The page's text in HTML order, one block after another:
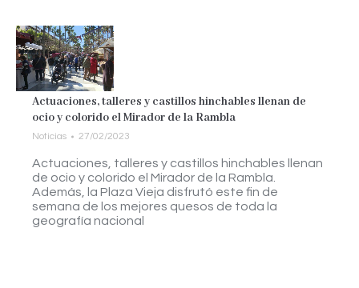
Actuaciones, talleres y castillos hinchables llenan de
ocio y colorido el Mirador de la Rambla
Noticias 27/02/2023
Actuaciones, talleres y castillos hinchables llenan
de ocio y colorido el Mirador de la Rambla.
Además, la Plaza Vieja disfrutó este fin de
semana de los mejores quesos de toda la
geografía nacional